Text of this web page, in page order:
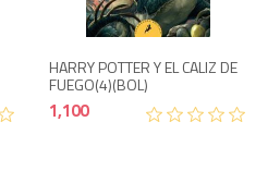
HARRY POTTER Y EL CALIZ DE
FUEGO(4)(BOL)
1,100